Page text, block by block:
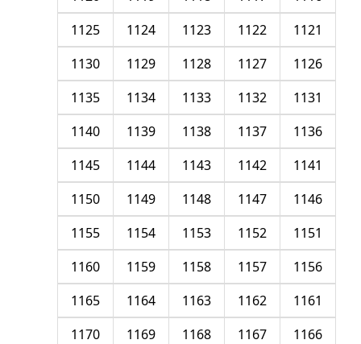
1121
1122
1123
1124
1125
1126
1127
1128
1129
1130
1131
1132
1133
1134
1135
1136
1137
1138
1139
1140
1141
1142
1143
1144
1145
1146
1147
1148
1149
1150
1151
1152
1153
1154
1155
1156
1157
1158
1159
1160
1161
1162
1163
1164
1165
1166
1167
1168
1169
1170